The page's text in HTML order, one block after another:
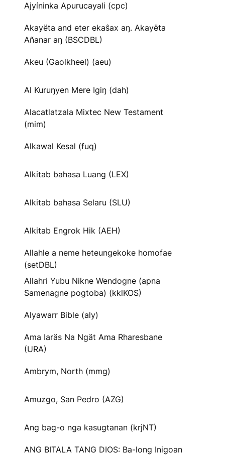
Ajyíninka Apurucayali (cpc)
Akayëta and eter ekaŝax aŋ. Akayëta
Añanar aŋ (BSCDBL)
Akeu (Gaolkheel) (aeu)
Al Kuruŋyen Mere Igiŋ (dah)
Alacatlatzala Mixtec New Testament
(mim)
Alkawal Kesal (fuq)
Alkitab bahasa Luang (LEX)
Alkitab bahasa Selaru (SLU)
Alkitab Engrok Hik (AEH)
Allahle a neme heteungekoke homofae
(setDBL)
Allahri Yubu Nikne Wendogne (apna
Samenagne pogtoba) (kklKOS)
Alyawarr Bible (aly)
Ama Iaräs Na Ngät Ama Rharesbane
(URA)
Ambrym, North (mmg)
Amuzgo, San Pedro (AZG)
Ang bag-o nga kasugtanan (krjNT)
ANG BITALA TANG DIOS: Ba-long Inigoan